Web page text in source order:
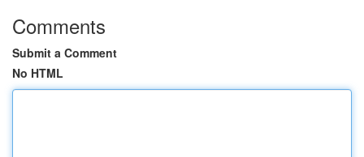
Comments
Submit a Comment
No HTML